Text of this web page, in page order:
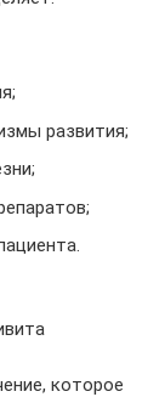
развития;
которое